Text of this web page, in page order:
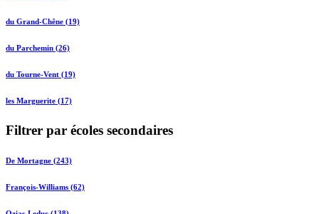
du Grand-Chêne (19)
du Parchemin (26)
du Tourne-Vent (19)
les Marguerite (17)
Filtrer par écoles secondaires
De Mortagne (243)
François-Williams (62)